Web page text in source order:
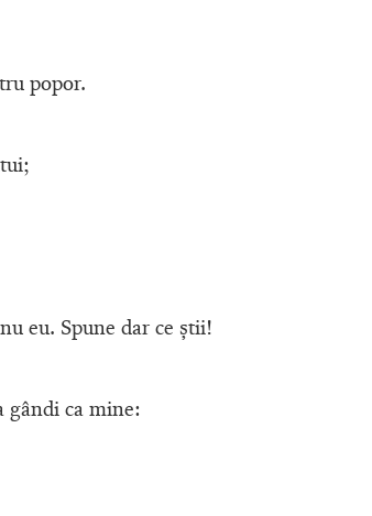
popor.
eu. Spune dar ce ştii!
gândi ca mine: